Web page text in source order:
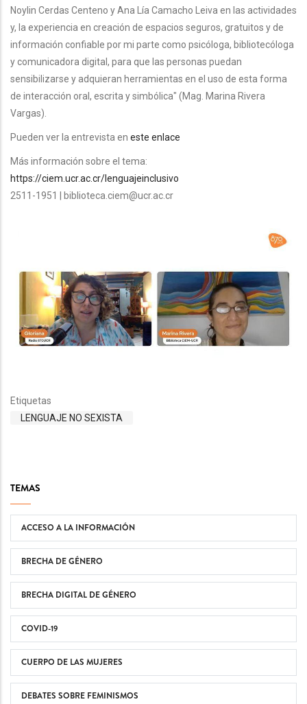
Noylin Cerdas Centeno y Ana Lía Camacho Leiva en las actividades
y, la experiencia en creación de espacios seguros, gratuitos y de
información confiable por mi parte como psicóloga, bibliotecóloga
y comunicadora digital, para que las personas puedan
sensibilizarse y adquieran herramientas en el uso de esta forma
de interacción oral, escrita y simbólica" (Mag. Marina Rivera
Vargas).
Pueden ver la entrevista en este enlace
Más información sobre el tema:
https://ciem.ucr.ac.cr/lenguajeinclusivo
2511-1951 | biblioteca.ciem@ucr.ac.cr
Etiquetas
LENGUAJE NO SEXISTA
TEMAS
ACCESO A LA INFORMACIÓN
BRECHA DE GÉNERO
BRECHA DIGITAL DE GÉNERO
COVID-19
CUERPO DE LAS MUJERES
DEBATES SOBRE FEMINISMOS